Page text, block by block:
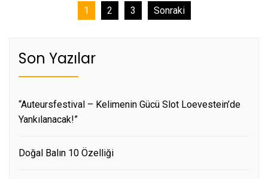
1 2 3 Sonraki
Son Yazılar
“Auteursfestival – Kelimenin Gücü Slot Loevestein’de
Yankılanacak!”
Doğal Balın 10 Özelliği